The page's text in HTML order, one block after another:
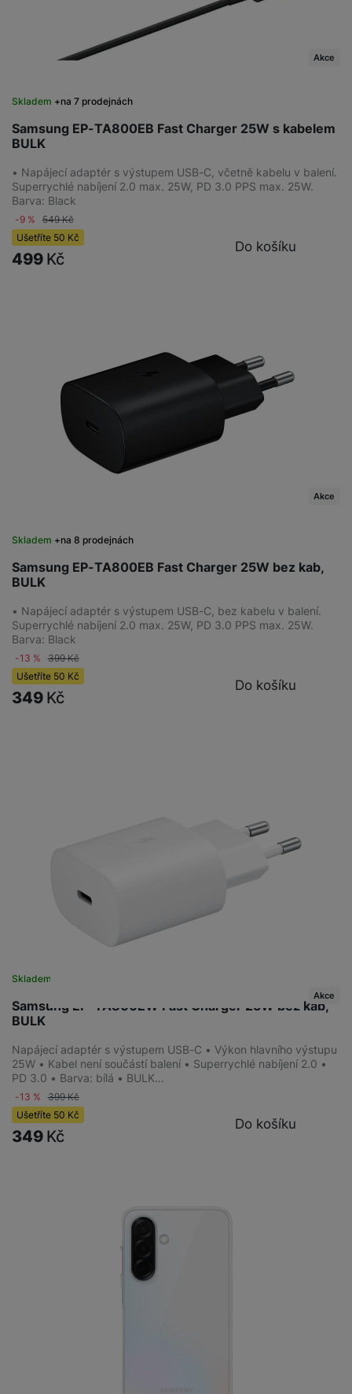
Samsung EP-TA800EB Fast Charger 25W s kabelem
BULK
Skladem na 7 prodejnách
Akce
• Napájecí adaptér s výstupem USB-C, včetně kabelu v balení.
Superrychlé nabíjení 2.0 max. 25W, PD 3.0 PPS max. 25W.
Barva: Black
-9 % 549Kč
Ušetříte 50 Kč
499 Kč
Do košíku
Samsung EP-TA800EB Fast Charger 25W bez kab,
BULK
Skladem na 8 prodejnách
Akce
• Napájecí adaptér s výstupem USB-C, bez kabelu v balení.
Superrychlé nabíjení 2.0 max. 25W, PD 3.0 PPS max. 25W.
Barva: Black
-13 % 399Kč
Ušetříte 50 Kč
349 Kč
Do košíku
Samsung EP-TA800EW Fast Charger 25W bez kab,
BULK
Skladem
Akce
Napájecí adaptér s výstupem USB-C • Výkon hlavního výstupu
25W • Kabel není součástí balení • Superrychlé nabíjení 2.0 •
PD 3.0 • Barva: bílá • BULK…
-13 % 399Kč
Ušetříte 50 Kč
349 Kč
Do košíku